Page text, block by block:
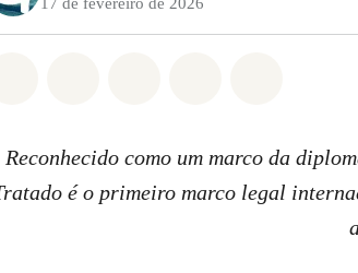
Reconhecido como um marco da
é o primeiro marco legal